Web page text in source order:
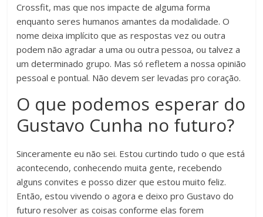
Crossfit, mas que nos impacte de alguma forma
enquanto seres humanos amantes da modalidade. O
nome deixa implícito que as respostas vez ou outra
podem não agradar a uma ou outra pessoa, ou talvez a
um determinado grupo. Mas só refletem a nossa opinião
pessoal e pontual. Não devem ser levadas pro coração.
O que podemos esperar do
Gustavo Cunha no futuro?
Sinceramente eu não sei. Estou curtindo tudo o que está
acontecendo, conhecendo muita gente, recebendo
alguns convites e posso dizer que estou muito feliz.
Então, estou vivendo o agora e deixo pro Gustavo do
futuro resolver as coisas conforme elas forem